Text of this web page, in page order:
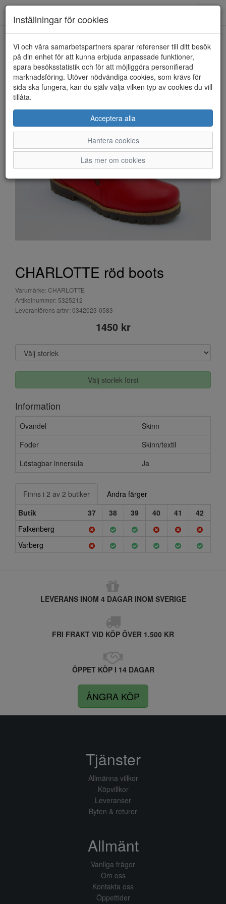
HEM CHARLOTTE
CHARLOTTE röd boots
Varumärke: CHARLOTTE
Artikelnummer: 5325212
Leverantörens artnr: 0342023-0583
1450 kr
Välj storlek först
Information
Ovandel
Skinn
Foder
Skinn/textil
Löstagbar innersula
Ja
Finns i 2 av 2 butiker
Andra färger
Butik
37 38 39 40 41
42
Falkenberg
Varberg
LEVERANS INOM 4 DAGAR INOM SVERIGE
FRI FRAKT VID KÖP ÖVER 1.500 KR
ÖPPET KÖP I 14 DAGAR
ÅNGRA KÖP
Inställningar för cookies
Vi och våra samarbetspartners sparar referenser till ditt besök
på din enhet för att kunna erbjuda anpassade funktioner,
spara besöksstatistik och för att möjliggöra personifierad
marknadsföring. Utöver nödvändiga cookies, som krävs för
sida ska fungera, kan du själv välja vilken typ av cookies du vill
tillåta.
Acceptera alla
Hantera cookies
Läs mer om cookies
Tjänster
Allmänna villkor
Köpvillkor
Leveranser
Byten & returer
Allmänt
Vanliga frågor
Om oss
Kontakta oss
Öppettider